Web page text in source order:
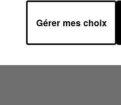
Gérer mes choix